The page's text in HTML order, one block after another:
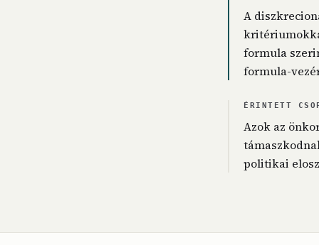
A
formula
formula-
ÉRINTETT
Azok az
politikai